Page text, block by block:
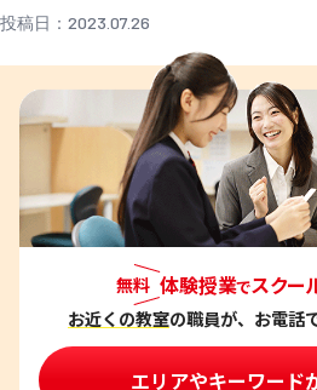
投稿日：2023.07.26
無料 体験授業でスクー
お近くの教室の職員が、お電話
エリアやキーワード